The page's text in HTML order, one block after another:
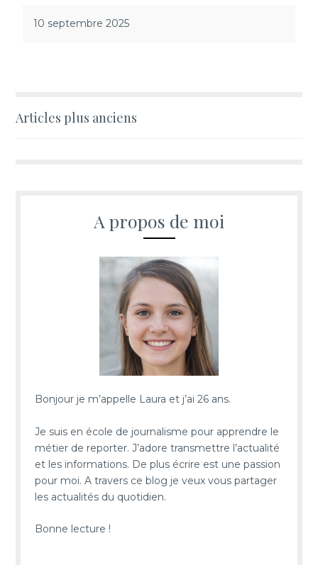
10 septembre 2025
Navigation
Articles plus anciens
A propos de moi
Bonjour je m’appelle Laura et j’ai 26 ans.
Je suis en école de journalisme pour apprendre le
métier de reporter. J’adore transmettre l’actualité
et les informations. De plus écrire est une passion
pour moi. A travers ce blog je veux vous partager
les actualités du quotidien.
Bonne lecture !